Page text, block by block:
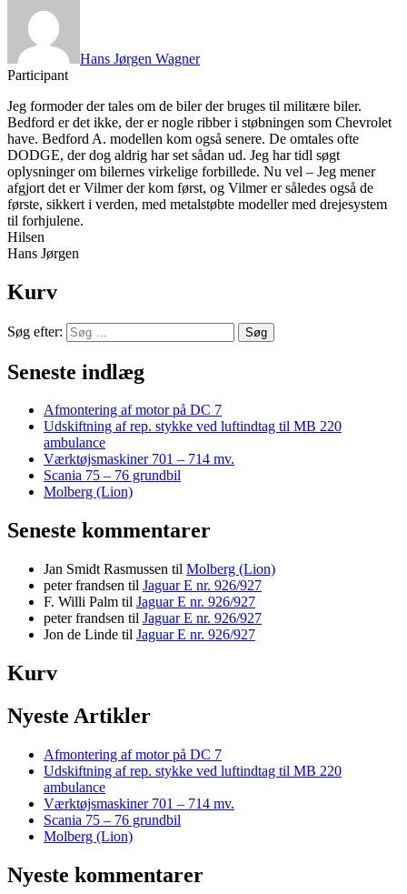
Hans Jørgen Wagner
Participant
Jeg formoder der tales om de biler der bruges til militære biler.
Bedford er det ikke, der er nogle ribber i støbningen som Chevrolet
have. Bedford A. modellen kom også senere. De omtales ofte
DODGE, der dog aldrig har set sådan ud. Jeg har tidl søgt
oplysninger om bilernes virkelige forbillede. Nu vel – Jeg mener
afgjort det er Vilmer der kom først, og Vilmer er således også de
første, sikkert i verden, med metalstøbte modeller med drejesystem
til forhjulene.
Hilsen
Hans Jørgen
Kurv
Søg efter:
Seneste indlæg
Afmontering af motor på DC 7
Udskiftning af rep. stykke ved luftindtag til MB 220
ambulance
Værktøjsmaskiner 701 – 714 mv.
Scania 75 – 76 grundbil
Molberg (Lion)
Seneste kommentarer
Jan Smidt Rasmussen til Molberg (Lion)
peter frandsen til Jaguar E nr. 926/927
F. Willi Palm til Jaguar E nr. 926/927
peter frandsen til Jaguar E nr. 926/927
Jon de Linde til Jaguar E nr. 926/927
Kurv
Nyeste Artikler
Afmontering af motor på DC 7
Udskiftning af rep. stykke ved luftindtag til MB 220
ambulance
Værktøjsmaskiner 701 – 714 mv.
Scania 75 – 76 grundbil
Molberg (Lion)
Nyeste kommentarer